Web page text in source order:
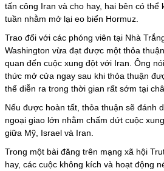
tấn công Iran và cho hay, hai bên có thể
tuần nhằm mở lại eo biển Hormuz.
Trao đổi với các phóng viên tại Nhà
Washington vừa đạt được một thỏa
quan đến cuộc xung đột với Iran. Ông
thức mở cửa ngay sau khi thỏa thuận
thể diễn ra trong thời gian rất sớm tại
Nếu được hoàn tất, thỏa thuận sẽ đánh
ngoại giao lớn nhằm chấm dứt cuộc
giữa Mỹ, Israel và Iran.
Trong một bài đăng trên mạng xã hội
hay, các cuộc không kích và hoạt động